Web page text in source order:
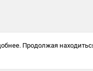
Продолжая